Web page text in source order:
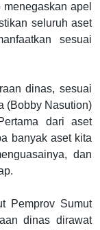
apel
seluruh aset
sesuai
dinas, sesuai
(Bobby Nasution)
dari aset
banyak aset kita
dan
Pemprov Sumut
dinas dirawat